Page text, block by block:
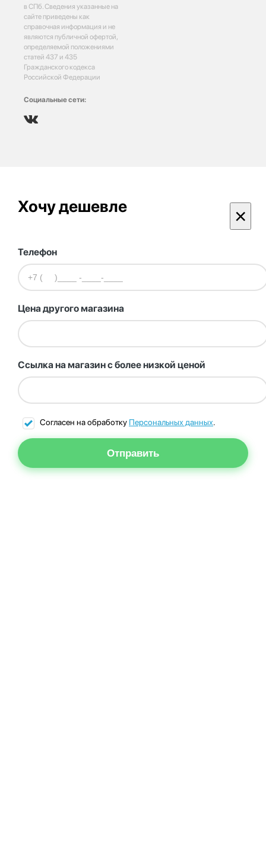
в СПб. Сведения указанные на
сайте приведены как
справочная информация и не
являются публичной офертой,
определяемой положениями
статей 437 и 435
Гражданского кодекса
Российской Федерации
Социальные сети:
Хочу дешевле ×
Телефон
Цена другого магазина
Ссылка на магазин с более низкой ценой
Согласен на обработку Персональных данных.
Отправить